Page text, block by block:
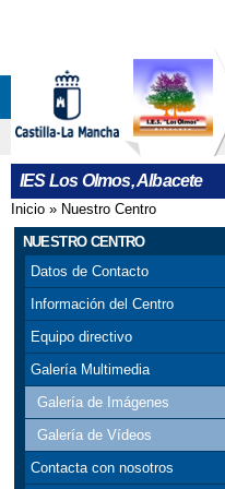
IES Los Olmos, Albacete
Se encuentra
Inicio » Nuestro Centro
NUESTRO CENTRO
Datos de Contacto
Información del Centro
Equipo directivo
Galería Multimedia
Galería de Imágenes
Galería de Vídeos
Contacta con nosotros